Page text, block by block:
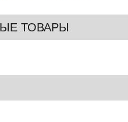
ТОВАРЫ